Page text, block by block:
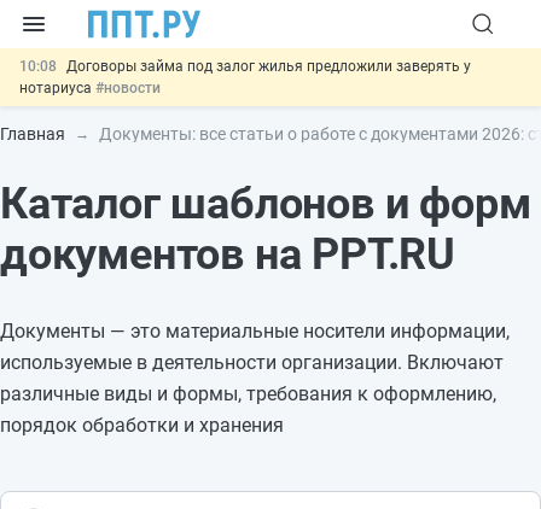
10:08
Договоры займа под залог жилья предложили заверять у
нотариуса #новости
00:01
10 августа: важные документы, вступающие в силу сегодня
#новости
07.08 Дистанционную работу беременных пропишут в ТК РФ #новости
Разработают единые критерии трудовых и ГПХ-
отношений
#новости
Главная Документы: все статьи о работе с документами 2026:
Каталог шаблонов и форм
документов на PPT.RU
Документы — это материальные носители информации,
используемые в деятельности организации. Включают
различные виды и формы, требования к оформлению,
порядок обработки и хранения